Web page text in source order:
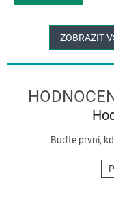
ZOBRAZIT
Buďte první,